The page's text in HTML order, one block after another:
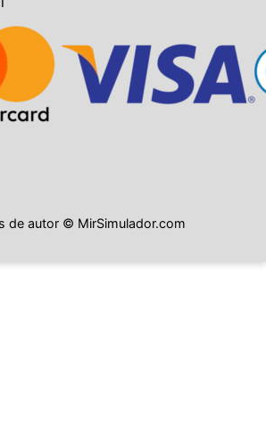
de autor © MirSimulador.com